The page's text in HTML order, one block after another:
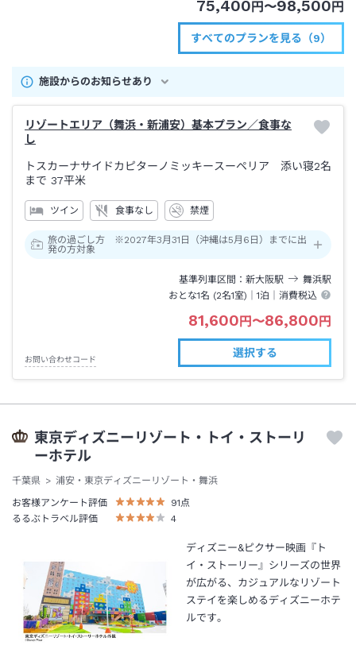
75,400円〜98,500円
すべてのプランを見る（9）
施設からのお知らせあり
リゾートエリア（舞浜・新浦安）基本プラン／食事な
し
トスカーナサイドカピターノミッキースーペリア 添い寝2名
まで 37平米
ツイン 食事なし 禁煙
旅の過ごし方 ※2027年3月31日（沖縄は5月6日）までに出
発の方対象
基準列車区間 新大阪駅 舞浜駅
おとな1名 (2名1室)｜1泊 ｜消費税込
81,600円〜86,800円
お問い合わせコード
選択する
東京ディズニーリゾート・トイ・ストーリ
ーホテル
千葉県
浦安・東京ディズニーリゾート・舞浜
お客様アンケート評価
91点
るるぶトラベル評価
4
ディズニー&ピクサー映画『ト
イ・ストーリー』シリーズの世界
が広がる、カジュアルなリゾート
ステイを楽しめるディズニーホテ
ルです。